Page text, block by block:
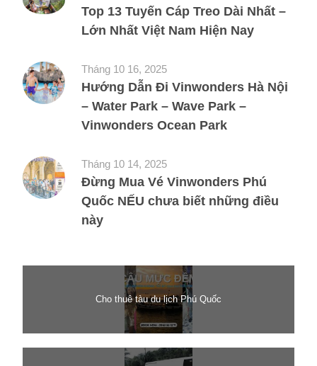
Top 13 Tuyến Cáp Treo Dài Nhất –
Lớn Nhất Việt Nam Hiện Nay
Tháng 10 16, 2025
Hướng Dẫn Đi Vinwonders Hà Nội
– Water Park – Wave Park –
Vinwonders Ocean Park
Tháng 10 14, 2025
Đừng Mua Vé Vinwonders Phú
Quốc NẾU chưa biết những điều
này
Cho thuê tàu du lịch Phú Quốc